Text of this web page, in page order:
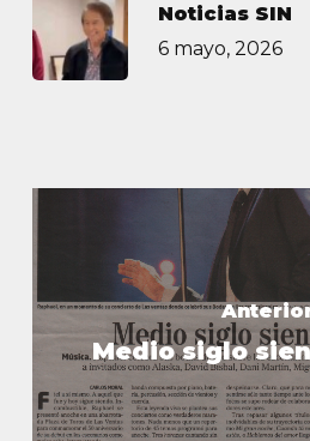
Noticias SIN
6 mayo, 2026
Medio siglo